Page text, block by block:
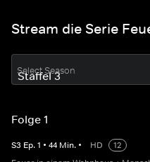
Stream die Serie
Select Season
Folge 1
S3 Ep.1 • 44 Min. • HD
12